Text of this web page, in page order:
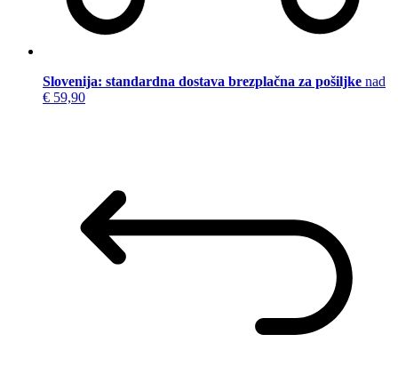
Slovenija: standardna dostava brezplačna za pošiljke nad
€ 59,90